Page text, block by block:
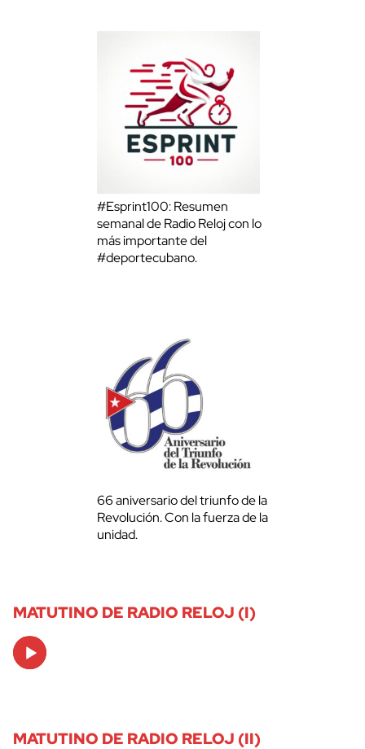
#Esprint100: Resumen
semanal de Radio Reloj con lo
más importante del
#deportecubano.
66 aniversario del triunfo de la
Revolución. Con la fuerza de la
unidad.
MATUTINO DE RADIO RELOJ (I)
Audio
Player
MATUTINO DE RADIO RELOJ (II)